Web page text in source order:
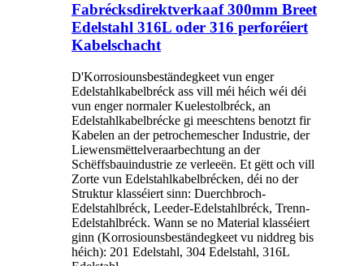
Fabrécksdirektverkaaf 300mm Breet
Edelstahl 316L oder 316 perforéiert
Kabelschacht
D'Korrosiounsbeständegkeet vun enger
Edelstahlkabelbréck ass vill méi héich wéi déi
vun enger normaler Kuelestolbréck, an
Edelstahlkabelbrécke gi meeschtens benotzt fir
Kabelen an der petrochemescher Industrie, der
Liewensmëttelveraarbechtung an der
Schëffsbauindustrie ze verleeën. Et gëtt och vill
Zorte vun Edelstahlkabelbrécken, déi no der
Struktur klasséiert sinn: Duerchbroch-
Edelstahlbréck, Leeder-Edelstahlbréck, Trenn-
Edelstahlbréck. Wann se no Material klasséiert
ginn (Korrosiounsbeständegkeet vu niddreg bis
héich): 201 Edelstahl, 304 Edelstahl, 316L